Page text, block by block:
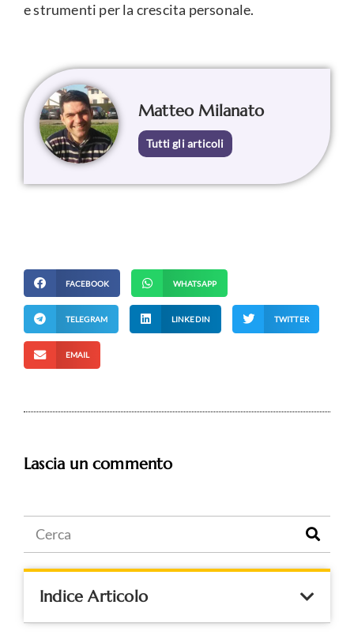
e strumenti per la crescita personale.
Matteo Milanato
Tutti gli articoli
FACEBOOK WHATSAPP
TELEGRAM LINKEDIN TWITTER
EMAIL
Lascia un commento
Indice Articolo